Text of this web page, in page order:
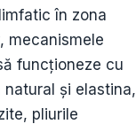
în zona
mecanismele
funcționeze cu
și elastina,
pliurile